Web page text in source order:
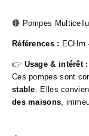
🔴 Pompes
Références : ECHm
👉 Usage & intérêt :
Ces pompes sont
stable. Elles
des maisons,